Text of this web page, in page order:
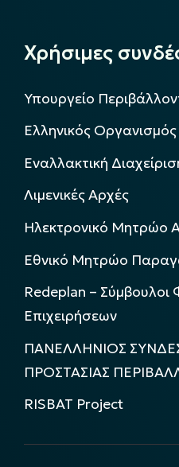
Χρήσιμες
Υπουργείο
Ελληνικός
Εναλλακτική
Λιμενικές Αρχές
Ηλεκτρονικό Μητρώο
Εθνικό Μητρώο
Redeplan –
Επιχειρήσεων
ΠΑΝΕΛΛΗΝΙΟΣ
ΠΡΟΣΤΑΣΙΑΣ
RISBAT Project